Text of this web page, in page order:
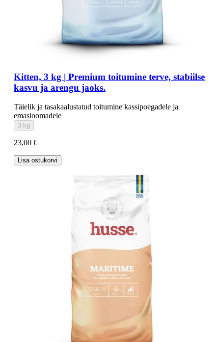
Kitten, 3 kg | Premium toitumine terve, stabiilse
kasvu ja arengu jaoks.
Täielik ja tasakaalustatud toitumine kassipoegadele ja
emasloomadele
3 kg
23,00 €
Lisa ostukorvi